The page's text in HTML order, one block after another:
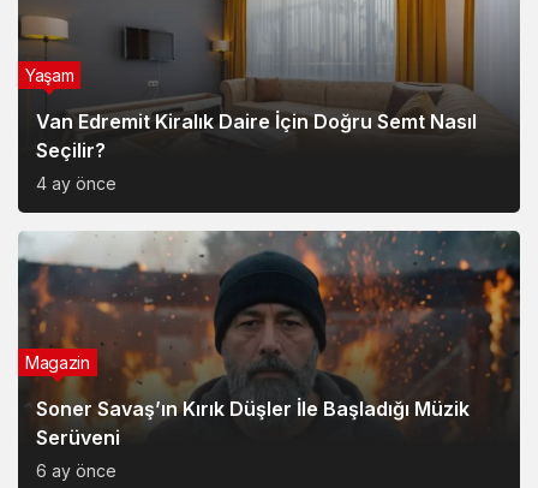
Van Edremit Kiralık Daire İçin Doğru Semt Nasıl
Seçilir?
4 ay önce
Yaşam
Soner Savaş’ın Kırık Düşler İle Başladığı Müzik
Serüveni
6 ay önce
Magazin